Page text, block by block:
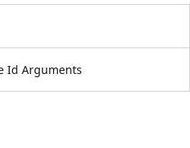
Id Arguments